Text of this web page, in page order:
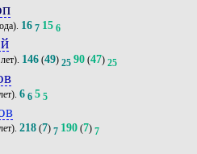
16 7 15 6
лет). 146 (49) 25 90 (47) 25
лет).6 6 5 5
218 (7) 7 190 (7) 7